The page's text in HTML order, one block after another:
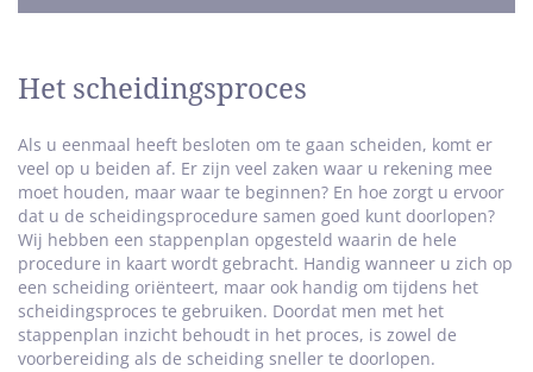
Het scheidingsproces
Als u eenmaal heeft besloten om te gaan scheiden, komt er
veel op u beiden af. Er zijn veel zaken waar u rekening mee
moet houden, maar waar te beginnen? En hoe zorgt u ervoor
dat u de scheidingsprocedure samen goed kunt doorlopen?
Wij hebben een stappenplan opgesteld waarin de hele
procedure in kaart wordt gebracht. Handig wanneer u zich op
een scheiding oriënteert, maar ook handig om tijdens het
scheidingsproces te gebruiken. Doordat men met het
stappenplan inzicht behoudt in het proces, is zowel de
voorbereiding als de scheiding sneller te doorlopen.